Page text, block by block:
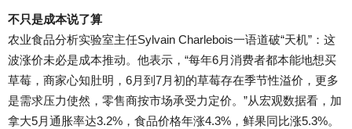
不只是成本说了算
农业食品分析实验室主任Sylvain Charlebois一语道破“天机”：这
波涨价未必是成本推动。他表示，“每年6月消费者都本能地想买
草莓，商家心知肚明，6月到7月初的草莓存在季节性溢价，更多
是需求压力使然，零售商按市场承受力定价。”从宏观数据看，加
拿大5月通胀率达3.2%，食品价格年涨4.3%，鲜果同比涨5.3%。